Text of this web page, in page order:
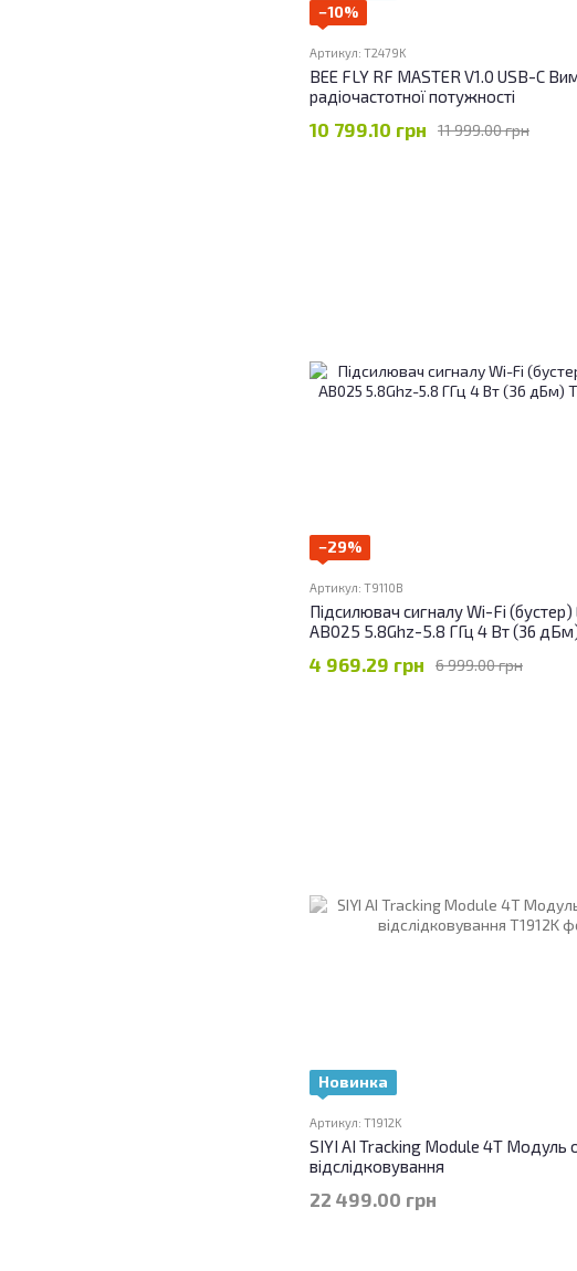
−10%
Артикул: T2479K
BEE FLY RF MASTER V1.0 USB-C
радіочастотної потужності
11 999.00 грн
10 799.10 грн
−29%
Артикул: T9110B
Підсилювач сигналу Wi-Fi (бустер)
AB025 5.8Ghz-5.8 ГГц 4 Вт (36
6 999.00 грн
4 969.29 грн
Новинка
Артикул: T1912K
SIYI AI Tracking Module 4T Модуль
відслідковування
22 499.00 грн